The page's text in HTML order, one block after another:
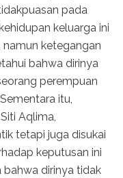
pada
keluarga ini
ketegangan
bahwa dirinya
perempuan
itu,
Aqlima,
tetapi juga disukai
keputusan ini
bahwa dirinya tidak